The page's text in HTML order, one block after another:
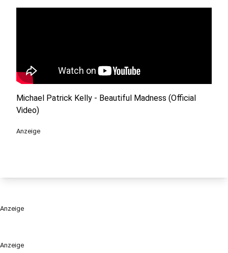
Anzeige
Michael Patrick Kelly - Beautiful Madness (Official
Video)
Anzeige
Anzeige